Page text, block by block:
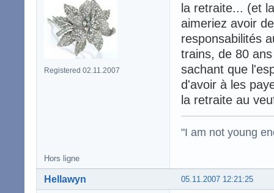
Registered 02.11.2007
la retraite... (et
aimeriez avoir
responsabilités
trains, de 80
sachant que
d'avoir à les
la retraite au
"I am not young
Hors ligne
05.11.2007 12:21:25
Hellawyn